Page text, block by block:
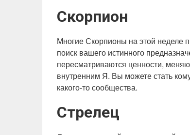
Скорпион
Многие Скорпионы на этой неделе
поиск вашего истинного
пересматриваются ценности,
внутренним Я. Вы можете стать
какого-то сообщества.
Стрелец